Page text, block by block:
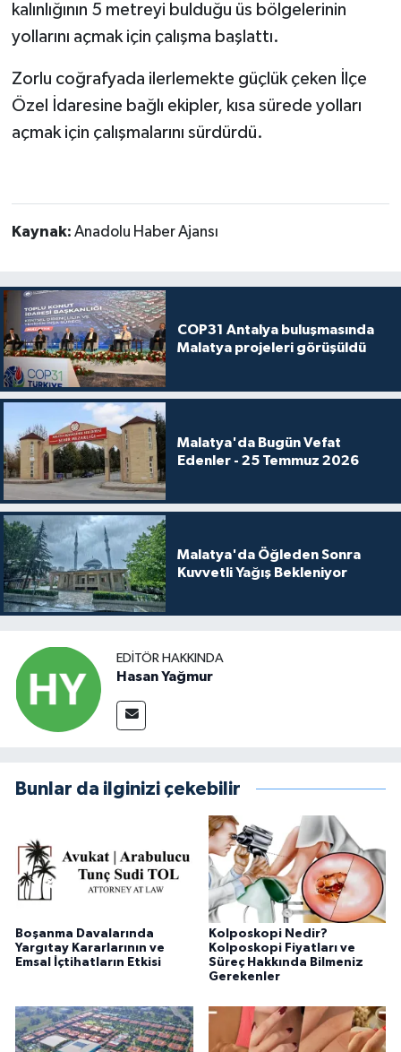
kalınlığının 5 metreyi bulduğu üs bölgelerinin
yollarını açmak için çalışma başlattı.
Zorlu coğrafyada ilerlemekte güçlük çeken İlçe
Özel İdaresine bağlı ekipler, kısa sürede yolları
açmak için çalışmalarını sürdürdü.
Kaynak: Anadolu Haber Ajansı
COP31 Antalya buluşmasında
Malatya projeleri görüşüldü
Malatya'da Bugün Vefat
Edenler - 25 Temmuz 2026
Malatya'da Öğleden Sonra
Kuvvetli Yağış Bekleniyor
EDITÖR HAKKINDA
Hasan Yağmur
Bunlar da ilginizi çekebilir
Boşanma Davalarında
Yargıtay Kararlarının ve
Emsal İçtihatların Etkisi
Kolposkopi Nedir?
Kolposkopi Fiyatları ve
Süreç Hakkında Bilmeniz
Gerekenler